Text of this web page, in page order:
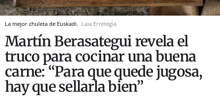
La mejor chuleta de Euskadi. Laia Erretegia
Martín Berasategui revela el
truco para cocinar una buena
carne: “Para que quede jugosa,
hay que sellarla bien”